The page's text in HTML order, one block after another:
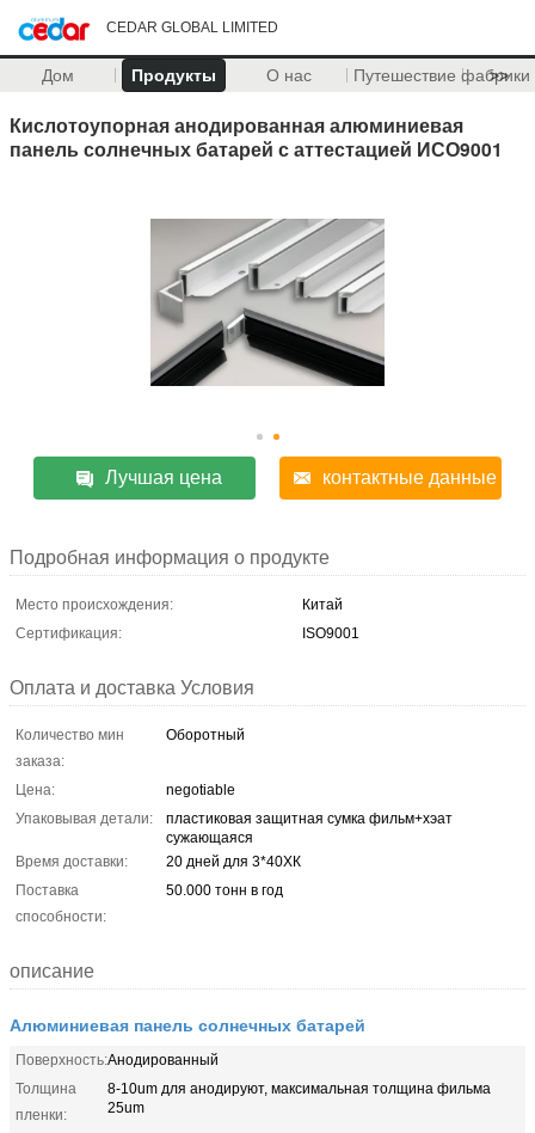
CEDAR GLOBAL LIMITED
Дом Продукты О нас Путешествие фабрики
>>
Кислотоупорная анодированная алюминиевая
панель солнечных батарей с аттестацией ИСО9001
Лучшая цена контактные данные
Подробная информация о продукте
Место происхождения:
Китай
Сертификация:
ISO9001
Оплата и доставка Условия
Количество мин
заказа:
Оборотный
Цена:
negotiable
Упаковывая детали:
пластиковая защитная сумка фильм+хэат
сужающаяся
Время доставки:
20 дней для 3*40ХК
Поставка
способности:
50.000 тонн в год
описание
Алюминиевая панель солнечных батарей
Поверхность:Анодированный
Толщина
пленки:
8-10um для анодируют, максимальная толщина фильма
25um